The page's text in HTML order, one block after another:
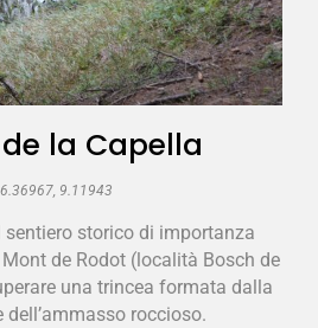
la Capella
9.11943
sentiero storico di importanza
de Rodot (località Bosch de
una trincea formata dalla
roccioso.